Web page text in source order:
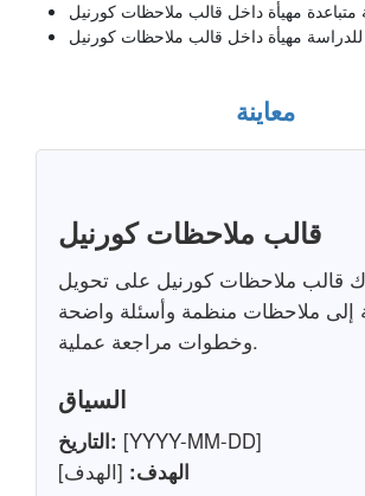
مهيأة داخل قالب ملاحظات كورنيل
للدراسة مهيأة داخل قالب ملاحظات كورنيل
معاينة
قالب ملاحظات كورنيل
قالب ملاحظات كورنيل على تحويل
إلى ملاحظات منظمة وأسئلة واضحة
وخطوات مراجعة عملية.
السياق
التاريخ: [YYYY-MM-DD]
الهدف: [الهدف]